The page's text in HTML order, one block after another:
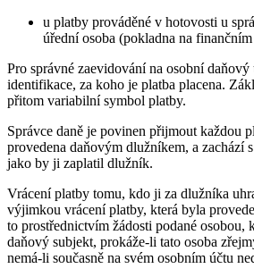
u platby prováděné v hotovosti u
úřední osoba (pokladna na
Pro správné zaevidování na osobní daňový
identifikace, za koho je platba placena.
přitom variabilní symbol platby.
Správce daně je povinen přijmout každou
provedena daňovým dlužníkem, a zachází
jako by ji zaplatil dlužník.
Vrácení platby tomu, kdo ji za dlužníka
výjimkou vrácení platby, která byla
to prostřednictvím žádosti podané osobou,
daňový subjekt, prokáže-li tato osoba
nemá-li současně na svém osobním účtu